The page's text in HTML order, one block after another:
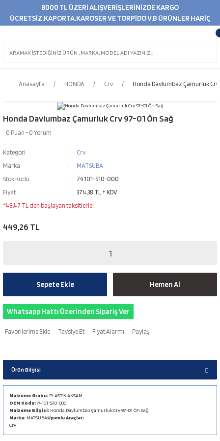
8000 TL ÜZERİ ALIŞVERİŞLERİNİZDE KARGO
ÜCRETSİZ.KAPORTA,KAROSER VE TORPİDO V.B ÜRÜNLER HARİÇ
Anasayfa HONDA Crv Honda Davlumbaz Çamurluk Crv
Honda Davlumbaz Çamurluk Crv 97-01 Ön Sağ
0 Puan - 0 Yorum
Kategori
Crv
Marka
MATSUBA
Stok Kodu
74101-S10-000
Fiyat
374,38 TL + KDV
*48,47 TL den başlayan taksitlerle!
449,26 TL
Sepete Ekle Hemen Al
Whatsapp Hattı Üzerinden Sipariş Ver
Tavsiye Et Fiyat Alarmı Paylaş
Ürün Bilgisi
Malzeme Grubu: PLASTİK AKSAM
OEM Kodu:74101-S10-000
Malzeme Bilgisi: Honda Davlumbaz Çamurluk Crv 97-01 Ön Sağ
Marka: MATSUBAUyumlu Araçlar:
Crv